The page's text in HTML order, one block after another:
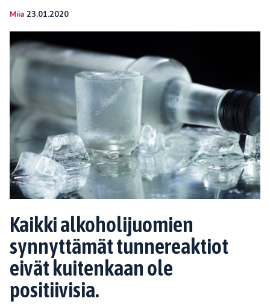
Miia 23.01.2020
Kaikki alkoholijuomien
synnyttämät tunnereaktiot
eivät kuitenkaan ole
positiivisia.